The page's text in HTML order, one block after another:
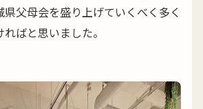
父母会を盛り上げていくべく多く
ばと思いました。